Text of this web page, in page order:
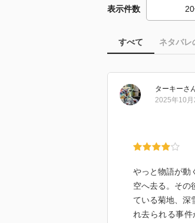
表示件数
すべて ネタバレ
ターキーさ
2025年10月
やっと物語が動
空へ去る。その
ている菊地、深
れ去られる事